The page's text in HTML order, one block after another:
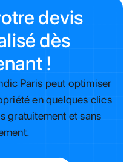
devis
dès
!
Paris peut optimiser
en quelques clics
gratuitement et sans